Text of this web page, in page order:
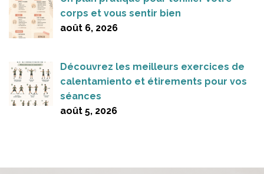
corps et vous sentir bien
août 6, 2026
Découvrez les meilleurs exercices de
calentamiento et étirements pour vos
séances
août 5, 2026